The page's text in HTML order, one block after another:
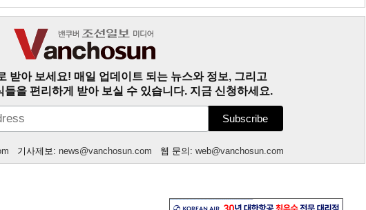
받아 보세요! 매일 업데이트 되는 뉴스와 정보, 그리고
들을 편리하게 받아 보실 수 있습니다. 지금 신청하세요.
기사제보: news@vanchosun.com 웹 문의: web@vanchosun.com